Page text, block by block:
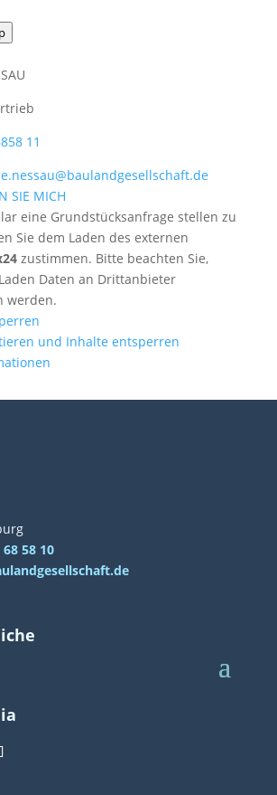
11
SIE MICH
eine Grundstücksanfrage stellen zu
Sie dem Laden des externen
zustimmen. Bitte beachten Sie,
Daten an Drittanbieter
werden.
und Inhalte entsperren
58 10